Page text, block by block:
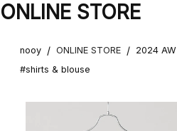
ONLINE STORE
nooy / ONLINE STORE / 2024 AW
#shirts & blouse